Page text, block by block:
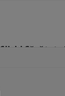
Click! Sănătate